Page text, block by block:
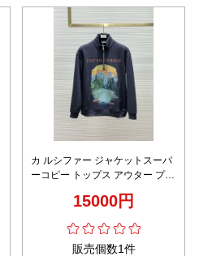
カ ルシファー ジャケットスーパ
ーコピー トップス アウター プリ
15000円
販売個数1件